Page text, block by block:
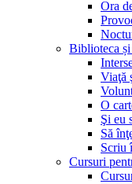
Ora
Biblioteca
Viaţă
O
Şi eu
Să
Scriu
Cursuri